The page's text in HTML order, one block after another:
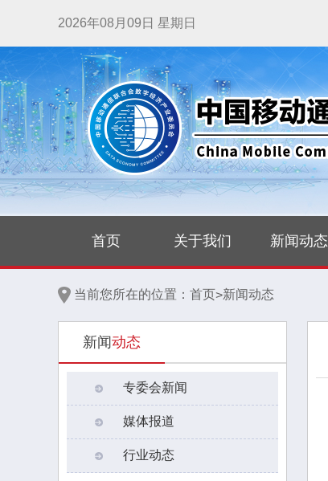
2026年08月09日 星期日
首页 关于我们 新闻动态
当前您所在的位置： 首页>新闻动态
新闻动态
专委会新闻
媒体报道
行业动态